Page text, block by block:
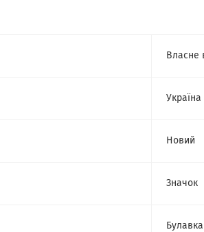
Власне
Україна
Новий
Значок
Булавка